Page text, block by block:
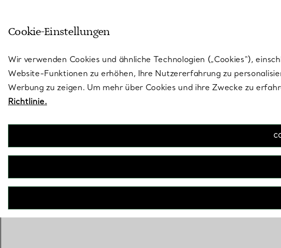
Von markanten Ketten
Cookie-Einstellungen
Wir verwenden Cookies und ähnliche Technologien („Cookies“),
Website-Funktionen zu erhöhen, Ihre Nutzererfahrung zu
Werbung zu zeigen. Um mehr über Cookies und ihre Zwecke zu
Richtlinie.